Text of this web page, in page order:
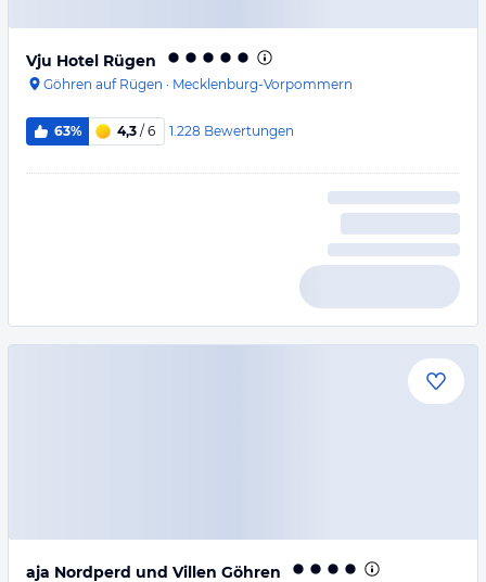
Vju Hotel Rügen
Göhren auf Rügen · Mecklenburg-Vorpommern
63% 4,3 / 6 1.228 Bewertungen
aja Nordperd und Villen Göhren